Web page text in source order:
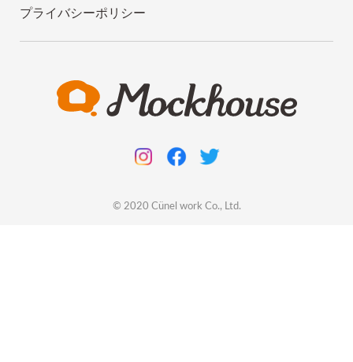
プライバシーポリシー
© 2020 Cünel work Co., Ltd.